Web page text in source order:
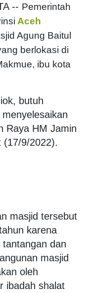
-- Pemerintah
Aceh
Agung Baitul
berlokasi di
ibu kota
butuh
Raya HM Jamin
(17/9/2022).
masjid tersebut
karena
dan
masjid
oleh
ibadah shalat